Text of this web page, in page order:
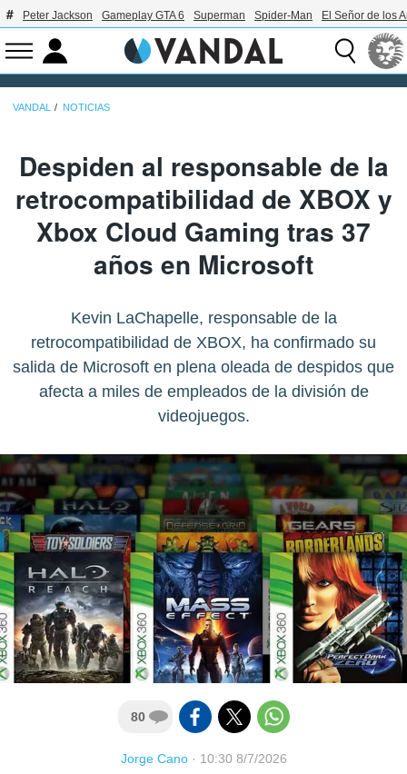
Peter Jackson Gameplay GTA 6 Superman Spider-Man El Señor de los
VANDAL NOTICIAS
Despiden al responsable de la
retrocompatibilidad de XBOX y
Xbox Cloud Gaming tras 37
años en Microsoft
Kevin LaChapelle, responsable de la
retrocompatibilidad de XBOX, ha confirmado su
salida de Microsoft en plena oleada de despidos que
afecta a miles de empleados de la división de
videojuegos.
80
Jorge Cano· 10:30 8/7/2026